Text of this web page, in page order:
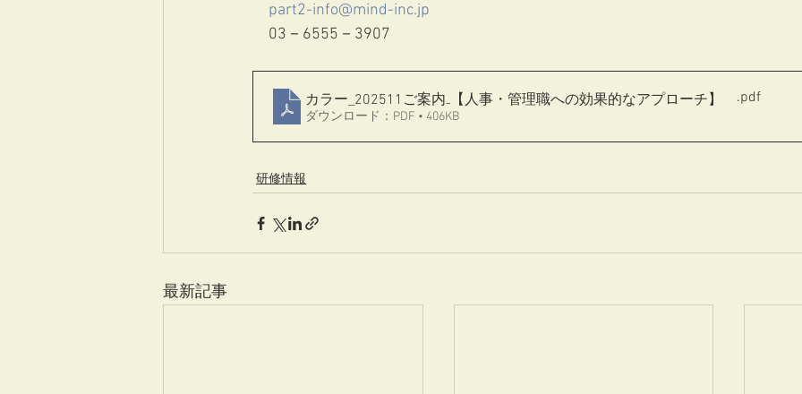
part2-info@mind-inc.jp
03－6555－3907
カラー_202511ご案内₋【人事・管理職への効果的なアプローチ】 .pdf
ダウンロード：PDF • 406KB
研修情報
最新記事